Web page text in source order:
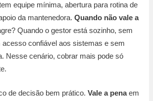
equipe mínima, abertura para rotina de
da mantenedora.Quando não vale a
Quando o gestor está sozinho, sem
acesso confiável aos sistemas e sem
Nesse cenário, cobrar mais pode só
de decisão bem prático.Vale a penaem